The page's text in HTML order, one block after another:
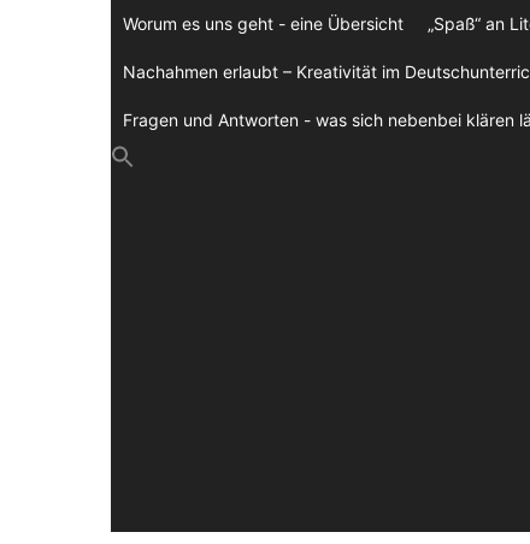
Worum es uns geht - eine Übersicht „Spaß“ an
Nachahmen erlaubt – Kreativität im
Fragen und Antworten - was sich nebenbei klären